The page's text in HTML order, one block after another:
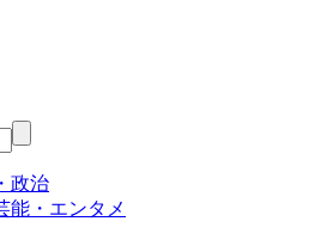
政治
能・エンタメ